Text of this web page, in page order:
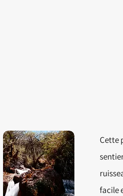
Cette
facile